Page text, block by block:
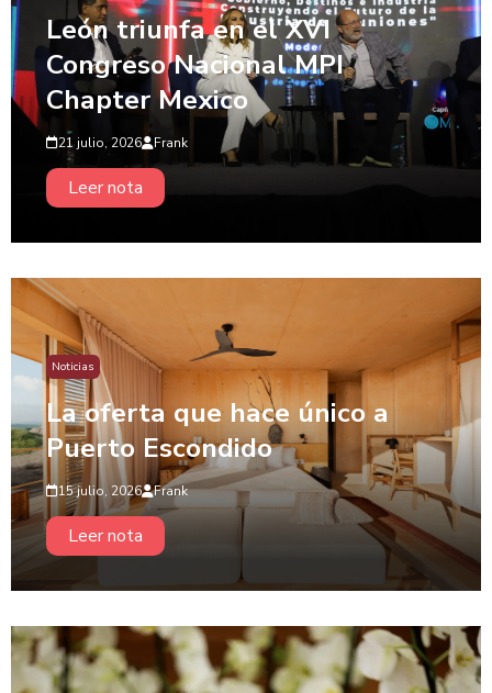
León triunfa en el XVI
Congreso Nacional MPI
Chapter Mexico
21 julio, 2026 Frank
Leer nota
Noticias
La oferta que hace único a
Puerto Escondido
15 julio, 2026 Frank
Leer nota